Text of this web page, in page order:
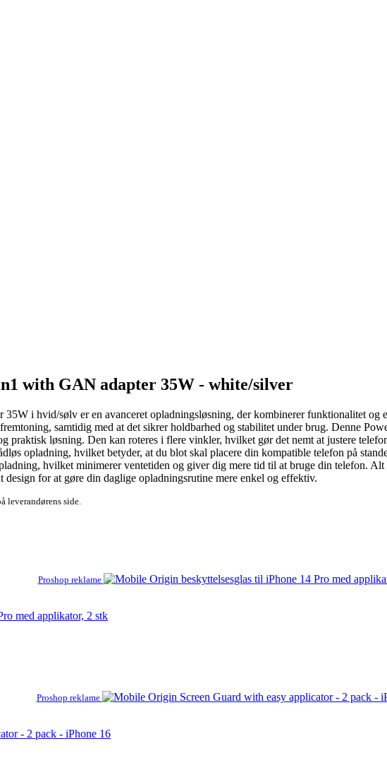
with GAN adapter 35W - white/silver
i hvid/sølv er en avanceret opladningsløsning, der kombinerer funktionalitet og
samtidig med at det sikrer holdbarhed og stabilitet under brug. Denne
praktisk løsning. Den kan roteres i flere vinkler, hvilket gør det nemt at justere
opladning, hvilket betyder, at du blot skal placere din kompatible telefon på
hvilket minimerer ventetiden og giver dig mere tid til at bruge din telefon.
for at gøre din daglige opladningsrutine mere enkel og effektiv.
leverandørens side.
Proshop reklame
med applikator, 2 stk
Proshop reklame
- 2 pack - iPhone 16